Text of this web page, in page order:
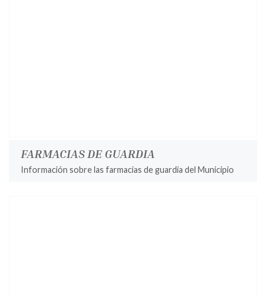
FARMACIAS DE GUARDIA
Información sobre las farmacias de guardia del Municipio